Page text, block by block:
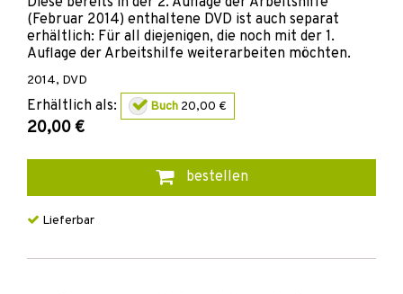
(Februar 2014) enthaltene DVD ist auch separat
erhältlich: Für all diejenigen, die noch mit der 1.
Auflage der Arbeitshilfe weiterarbeiten möchten.
2014, DVD
Erhältlich als: Buch 20,00 €
20,00 €
bestellen
Lieferbar